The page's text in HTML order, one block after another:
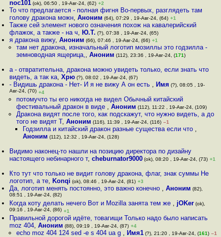
noc101 (ok), 06:50 , 19-Авг-24, (62) +2
То что предлагается - полная фигня Во-первых, разглядеть там
голову дракона можн,Аноним (64), 07:29 , 19-Авг-24, (64) +1
Также сей элемент нового означения похож на кавалерийский
флажок, а также - на ч, Ю.Т. (?), 07:38 , 19-Авг-24, (65)
я дракона вижу,Аноним (66), 07:46 , 19-Авг-24, (66) +1
там нет дракона, изначальный логотип мозиллы это годзилла -
земноводная ящерица,, Аноним (112), 23:36 , 19-Авг-24, (171)
a - отвратительна, дракона можно увидеть только, если знать что
видеть, а так ка,Хрю (?), 08:02 , 19-Авг-24, (67)
- Видишь дракона - Нет- И я не вижу А он есть , Имя (?), 08:05 , 19-
Авг-24, (70) +4
потомучто ты его никогда не видел Обычный китайский
фестивальный дракон в виде , Аноним (112), 11:22 , 19-Авг-24, (109)
Дракона видят после того, как подскажут, что нужно видеть, а до
того не видят Т, Аноним (116), 11:39 , 19-Авг-24, (116) –1
Годзилла и китайский дракон разные существа если что ,
Аноним (112), 12:32 , 19-Авг-24, (128)
Видимо наконец-то нашли на позицию директора по дизайну
настоящего небинарного т,cheburnator9000 (ok), 08:20 , 19-Авг-24, (73) +1
Кто тут что только не видит голову дракона, флаг, знак суммы Не
логотип, а те, Konqi (ok), 08:46 , 19-Авг-24, (81) +3
Да, логотип менять постоянно, это важно конечно ,Аноним (82),
08:51 , 19-Авг-24, (82)
Когда коту делать нечего Вот и Mozilla занята тем же , jOKer (ok),
09:16 , 19-Авг-24, (86) +1
Правильной дорогой идёте, товагищи Только надо было написать
moz 404,Аноним (88), 09:19 , 19-Авг-24, (87) +4
echo moz 404 124 sed -e s 404 ua g , Имя1(?), 21:20 , 19-Авг-24, (161) –1